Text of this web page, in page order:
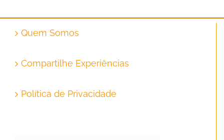
Quem Somos
Compartilhe Experiências
Política de Privacidade